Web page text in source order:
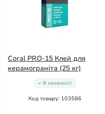
Coral PRO-15 Клей для
керамограніта (25 кг)
В наявності
Код товару: 103586